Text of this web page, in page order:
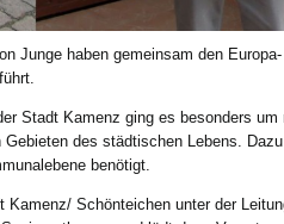
Junge haben gemeinsam den Europa-
Stadt Kamenz ging es besonders um
des städtischen Lebens.
benötigt.
Kamenz/ Schönteichen unter der